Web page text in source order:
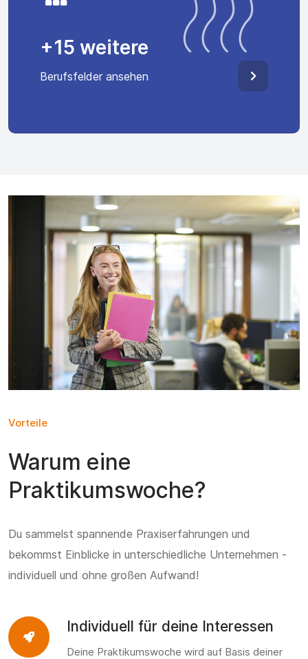
+15 weitere
Berufsfelder ansehen
Vorteile
Warum eine
Praktikumswoche?
Du sammelst spannende Praxiserfahrungen und
bekommst Einblicke in unterschiedliche Unternehmen -
individuell und ohne großen Aufwand!
Individuell für deine Interessen
Deine Praktikumswoche wird auf Basis deiner